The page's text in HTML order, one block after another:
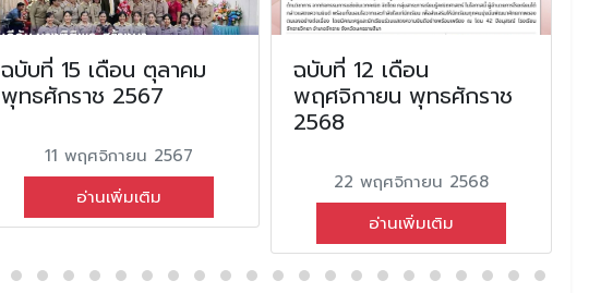
ฉบับที่ 15 เดือน ตุลาคม
พุทธศักราช 2567
11 พฤศจิกายน 2567
อ่านเพิ่มเติม
ฉบับที่ 12 เดือน
พฤศจิกายน พุทธศักราช
2568
22 พฤศจิกายน 2568
อ่านเพิ่มเติม